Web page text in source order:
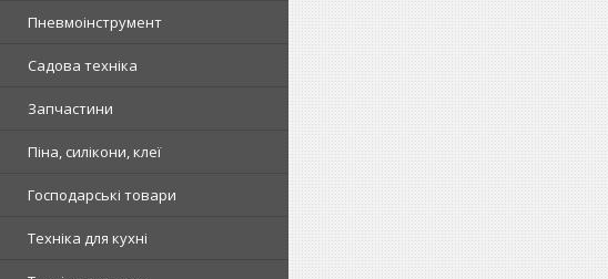
Пневмоінструмент
Садова техніка
Запчастини
Піна, силікони, клеї
Господарські товари
Техніка для кухні